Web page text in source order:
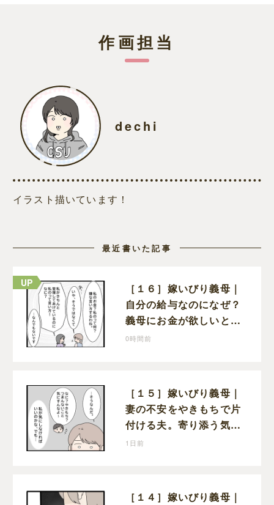
作画担当
dechi
イラスト描いています！
最近書いた記事
［１６］嫁いびり義母｜
自分の給与なのになぜ？
義母にお金が欲しいと頼
まなければならない状況
0時間前
［１５］嫁いびり義母｜
妻の不安をやきもちで片
付ける夫。寄り添う気の
ない態度にモヤモヤが募
1日前
［１４］嫁いびり義母｜